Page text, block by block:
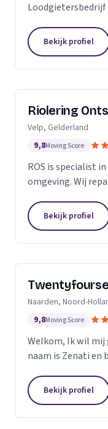
Loodgietersbedrijf
installatiebedrijf,
verwarming en...
Bekijk profiel
Riolering
Velp, Gelderland
9,8Moving Score
ROS is specialist
omgeving. Wij
rioolherstel maken
Bekijk profiel
Naarden, Noord-
9,8Moving Score
Welkom, Ik wil mij
naam is Zenati en
meer dan 10 jaar
mij te...
Bekijk profiel